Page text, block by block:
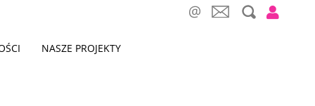
NASZE PROJEKTY